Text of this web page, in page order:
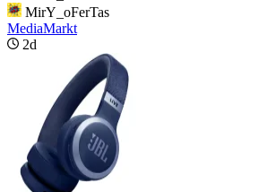
MirY_oFerTas
MediaMarkt
2d